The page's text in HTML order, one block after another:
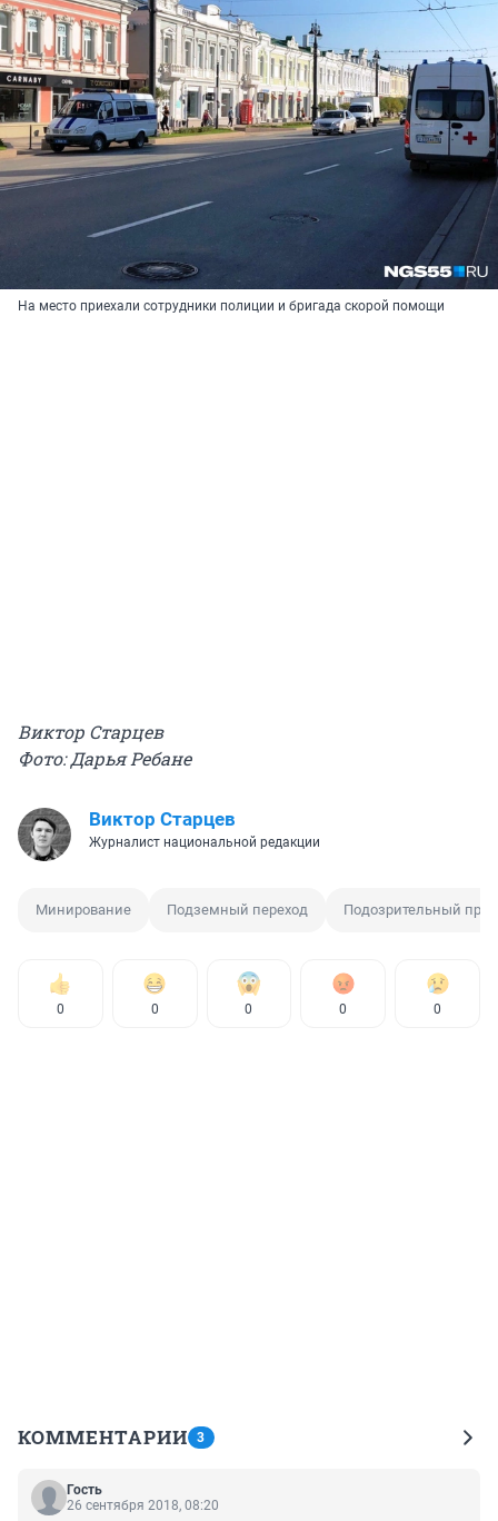
На место приехали сотрудники полиции и бригада скорой помощи
Виктор Старцев
Фото: Дарья Ребане
Виктор Старцев
Журналист национальной редакции
Минирование Подземный переход Подозрительный
0 0 0 0 0
КОММЕНТАРИИ 3
Гость
26 сентября 2018, 08:20